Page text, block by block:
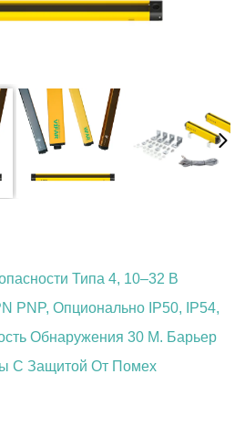
Типа 4, 10–32 В
PNP, Опционально IP50, IP54,
Обнаружения 30 М. Барьер
С Защитой От Помех